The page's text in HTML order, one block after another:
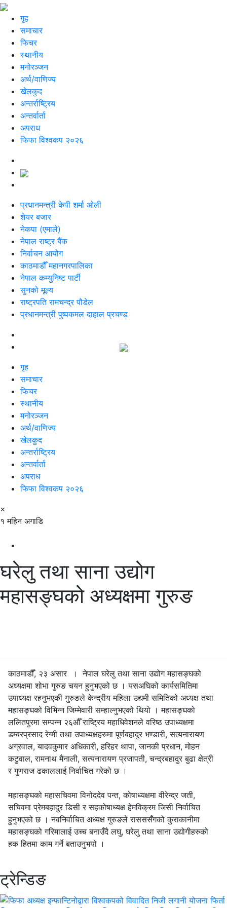
गृह
समाचार
फिचर
स्थानीय
मनोरञ्जन
अर्थ/वाणिज्य
खेलकुद
अन्तर्राष्ट्रिय
अन्तर्वार्ता
अपराध
फिफा विश्वकप २०२६
प्रधानमन्त्री केपी शर्मा ओली
शेयर बजार
नेकपा (एमाले)
नेपाल राष्ट्र बैंक
निर्वाचन आयोग
काठमाडौँ महानगरपालिका
नेपाल कम्युनिष्ट पार्टी
सुनको मूल्य
राष्ट्रपति रामचन्द्र पौडेल
प्रधानमन्त्री पुष्पकमल दाहाल प्रचण्ड
गृह
समाचार
फिचर
स्थानीय
मनोरञ्जन
अर्थ/वाणिज्य
खेलकुद
अन्तर्राष्ट्रिय
अन्तर्वार्ता
अपराध
फिफा विश्वकप २०२६
×
१ महिन अगाडि
घरेलु तथा साना उद्योग
महासङ्घको अध्यक्षमा गुरुङ
काठमाडौँ, २३ असार । नेपाल घरेलु तथा साना उद्योग महासङ्घको
अध्यक्षमा शोभा गुरुङ चयन हुनुभएको छ । यसअघिको कार्यसमितिमा
उपाध्यक्ष रहनुभएकी गुरुङले केन्द्रीय महिला उद्यमी समितिको अध्यक्ष तथा
महासङ्घको विभिन्न जिम्मेवारी सम्हाल्नुभएको थियो । महासङ्घको
ललितपुरमा सम्पन्न २६औँ राष्ट्रिय महाधिवेशनले वरिष्ठ उपाध्यक्षमा
डम्बरप्रसाद रेग्मी तथा उपाध्यक्षहरुमा पूर्णबहादुर भण्डारी, सत्यनारायण
अग्रवाल, यादवकुमार अधिकारी, हरिहर थापा, जानकी प्रधान, मोहन
कटुवाल, रामनाथ मैनाली, सत्यनारायण प्रजापती, चन्द्रबहादुर बुढा क्षेत्री
र गुणराज ढकाललाई निर्वाचित गरेको छ ।
महासङ्घको महासचिवमा विनोददेव पन्त, कोषाध्यक्षमा वीरेन्द्र जती,
सचिवमा प्रेमबहादुर डिसी र सहकोषाध्यक्ष हेमविक्रम जिसी निर्वाचित
हुनुभएको छ । नवनिर्वाचित अध्यक्ष गुरुङले रासससँगको कुराकानीमा
महासङ्घको गरिमालाई उच्च बनाउँदै लघु, घरेलु तथा साना उद्योगीहरुको
हक हितमा काम गर्ने बताउनुभयो ।
ट्रेन्डिङ